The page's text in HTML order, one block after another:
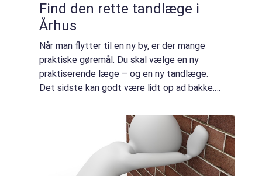
Find den rette tandlæge i
Århus
Når man flytter til en ny by, er der mange
praktiske gøremål. Du skal vælge en ny
praktiserende læge – og en ny tandlæge.
Det sidste kan godt være lidt op ad bakke.